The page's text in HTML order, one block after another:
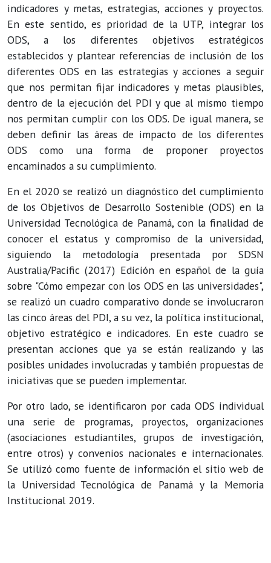
indicadores y metas, estrategias, acciones y proyectos.
En este sentido, es prioridad de la UTP, integrar los
ODS, a los diferentes objetivos estratégicos
establecidos y plantear referencias de inclusión de los
diferentes ODS en las estrategias y acciones a seguir
que nos permitan fijar indicadores y metas plausibles,
dentro de la ejecución del PDI y que al mismo tiempo
nos permitan cumplir con los ODS. De igual manera, se
deben definir las áreas de impacto de los diferentes
ODS como una forma de proponer proyectos
encaminados a su cumplimiento.
En el 2020 se realizó un diagnóstico del cumplimiento
de los Objetivos de Desarrollo Sostenible (ODS) en la
Universidad Tecnológica de Panamá, con la finalidad de
conocer el estatus y compromiso de la universidad,
siguiendo la metodología presentada por SDSN
Australia/Pacific (2017) Edición en español de la guía
sobre "Cómo empezar con los ODS en las universidades",
se realizó un cuadro comparativo donde se involucraron
las cinco áreas del PDI, a su vez, la política institucional,
objetivo estratégico e indicadores. En este cuadro se
presentan acciones que ya se están realizando y las
posibles unidades involucradas y también propuestas de
iniciativas que se pueden implementar.
Por otro lado, se identificaron por cada ODS individual
una serie de programas, proyectos, organizaciones
(asociaciones estudiantiles, grupos de investigación,
entre otros) y convenios nacionales e internacionales.
Se utilizó como fuente de información el sitio web de
la Universidad Tecnológica de Panamá y la Memoria
Institucional 2019.